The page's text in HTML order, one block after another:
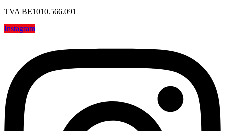
TVA BE1010.566.091
Instagram